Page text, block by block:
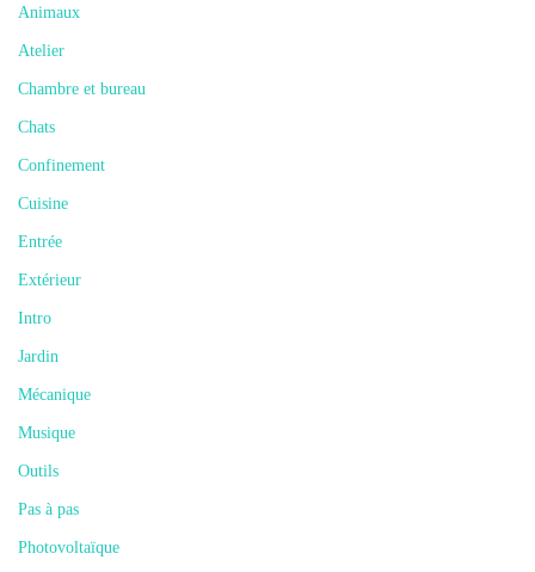
Animaux
Atelier
Chambre et bureau
Chats
Confinement
Cuisine
Entrée
Extérieur
Intro
Jardin
Mécanique
Musique
Outils
Pas à pas
Photovoltaïque